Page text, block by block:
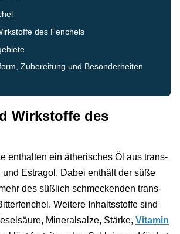
des Fenchels
Zubereitung und Besonderheiten
Wirkstoffe des
enthalten ein ätherisches Öl aus trans-
Estragol. Dabei enthält der süße
des süßlich schmeckenden trans-
Weitere Inhaltsstoffe sind
Mineralsalze, Stärke, Vitamin